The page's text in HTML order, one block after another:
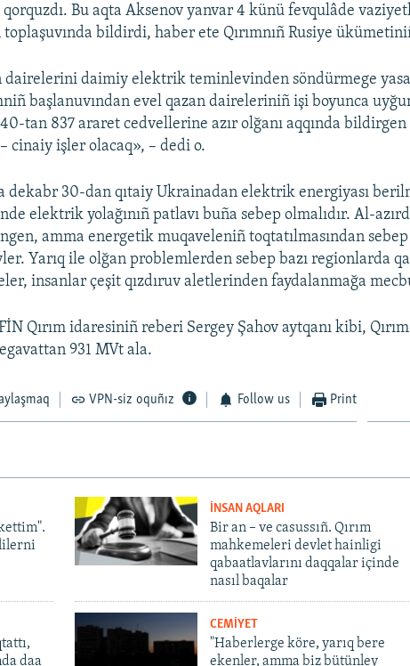
Bu aqta Aksenov yanvar 4 künü fevqulâde
toplaşuvında bildirdi, haber ete Qırımnıñ Rusiye
dairelerini daimiy elektrik teminlevinden söndürmege
başlanuvından evel qazan daireleriniñ işi boyunca
tan 837 araret cedvellerine azır olğanı aqqında
cinaiy işler olacaq», – dedi o.
dekabr 30-dan qıtaiy Ukrainadan elektrik energiyası
elektrik yolağınıñ patlavı buña sebep olmalıdır. Al-
amma energetik muqaveleniñ toqtatılmasından
Yarıq ile olğan problemlerden sebep bazı regionlarda
insanlar çeşit qızdıruv aletlerinden faydalanmağa
Qırım idaresiniñ reberi Sergey Şahov aytqanı kibi,
931 MVt ala.
VPN-siz oquñız Follow us Print
İNSAN AQLARI
Bir an – ve casussıñ. Qırım
mahkemeleri devlet hainligi
qabaatlavlarını daqqalar içinde
nasıl baqalar
daa
CEMİYET
"Haberlerge köre, yarıq bere
ekenler, amma biz bütünley